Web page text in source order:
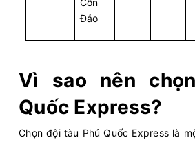
Côn
Đảo
Vì sao nên
Quốc Express?
Chọn đội tàu Phú Quốc Express là